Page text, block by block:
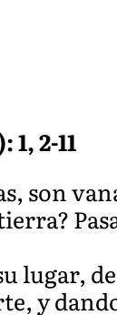
2-11
son
lugar,
y